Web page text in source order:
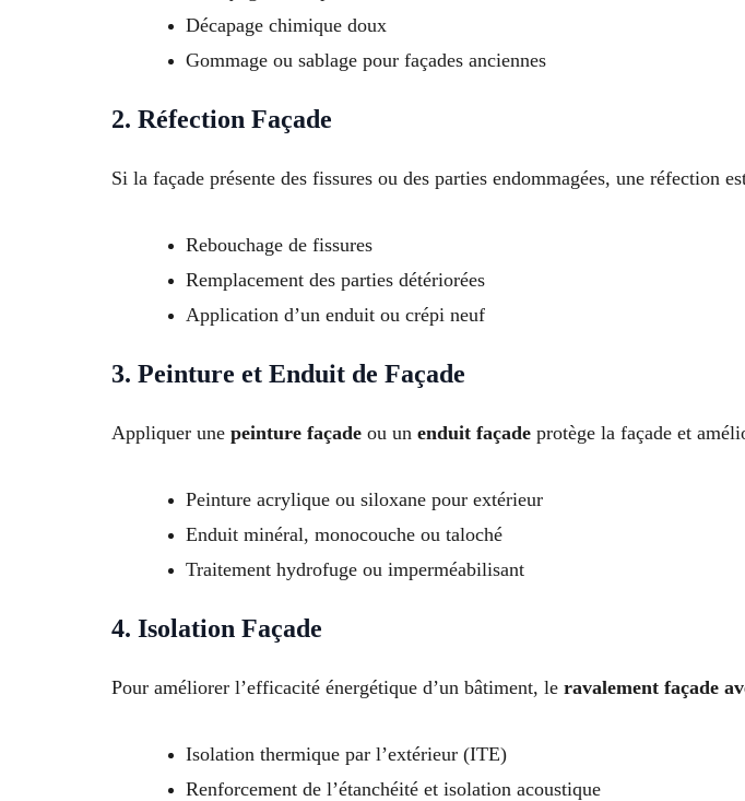
Décapage chimique doux
Gommage ou sablage pour façades anciennes
2. Réfection Façade
Si la façade présente des fissures ou des parties endommagées, une réfection
Rebouchage de fissures
Remplacement des parties détériorées
Application d’un enduit ou crépi neuf
3. Peinture et Enduit de Façade
Appliquer une peinture façade ou un enduit façade protège la façade et
Peinture acrylique ou siloxane pour extérieur
Enduit minéral, monocouche ou taloché
Traitement hydrofuge ou imperméabilisant
4. Isolation Façade
Pour améliorer l’efficacité énergétique d’un bâtiment, le ravalement façade
Isolation thermique par l’extérieur (ITE)
Renforcement de l’étanchéité et isolation acoustique